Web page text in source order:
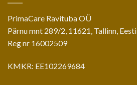
PrimaCare Ravituba OÜ
Pärnu mnt 289/2, 11621, Tallinn, Eesti
Reg nr 16002509
KMKR: EE102269684